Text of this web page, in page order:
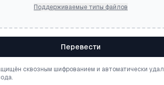
Поддерживаемые типы файлов
Перевести
сквозным шифрованием и автоматически